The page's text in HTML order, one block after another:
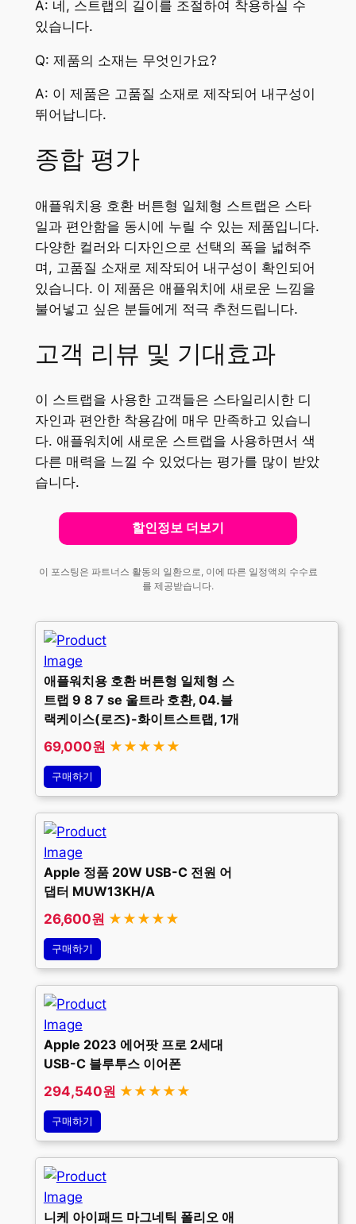
A: 네, 스트랩의 길이를 조절하여 착용하실 수
있습니다.
Q: 제품의 소재는 무엇인가요?
A: 이 제품은 고품질 소재로 제작되어 내구성이
뛰어납니다.
종합 평가
애플워치용 호환 버튼형 일체형 스트랩은 스타
일과 편안함을 동시에 누릴 수 있는 제품입니다.
다양한 컬러와 디자인으로 선택의 폭을 넓혀주
며, 고품질 소재로 제작되어 내구성이 확인되어
있습니다. 이 제품은 애플워치에 새로운 느낌을
불어넣고 싶은 분들에게 적극 추천드립니다.
고객 리뷰 및 기대효과
이 스트랩을 사용한 고객들은 스타일리시한 디
자인과 편안한 착용감에 매우 만족하고 있습니
다. 애플워치에 새로운 스트랩을 사용하면서 색
다른 매력을 느낄 수 있었다는 평가를 많이 받았
습니다.
할인정보 더보기
이 포스팅은 파트너스 활동의 일환으로, 이에 따른 일정액의 수수료
를 제공받습니다.
애플워치용 호환 버튼형 일체형 스
트랩 9 8 7 se 울트라 호환, 04.블
랙케이스(로즈)-화이트스트랩, 1개
69,000원 ★★★★★
구매하기
Apple 정품 20W USB-C 전원 어
댑터 MUW13KH/A
26,600원 ★★★★★
구매하기
Apple 2023 에어팟 프로 2세대
USB-C 블루투스 이어폰
294,540원 ★★★★★
구매하기
니케 아이패드 마그네틱 폴리오 애